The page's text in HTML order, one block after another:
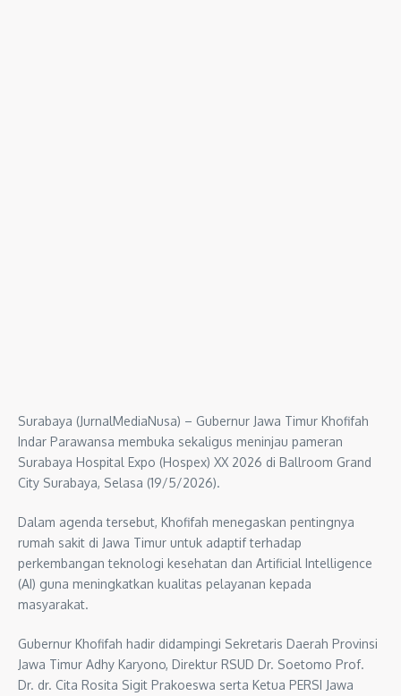
Surabaya (JurnalMediaNusa) – Gubernur Jawa Timur Khofifah
Indar Parawansa membuka sekaligus meninjau pameran
Surabaya Hospital Expo (Hospex) XX 2026 di Ballroom Grand
City Surabaya, Selasa (19/5/2026).
Dalam agenda tersebut, Khofifah menegaskan pentingnya
rumah sakit di Jawa Timur untuk adaptif terhadap
perkembangan teknologi kesehatan dan Artificial Intelligence
(AI) guna meningkatkan kualitas pelayanan kepada
masyarakat.
Gubernur Khofifah hadir didampingi Sekretaris Daerah Provinsi
Jawa Timur Adhy Karyono, Direktur RSUD Dr. Soetomo Prof.
Dr. dr. Cita Rosita Sigit Prakoeswa serta Ketua PERSI Jawa